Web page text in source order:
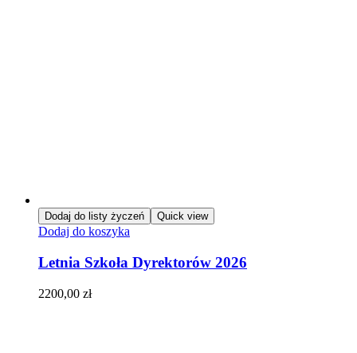
Dodaj do listy życzeń Quick view
Dodaj do koszyka
Letnia Szkoła Dyrektorów 2026
2200,00 zł